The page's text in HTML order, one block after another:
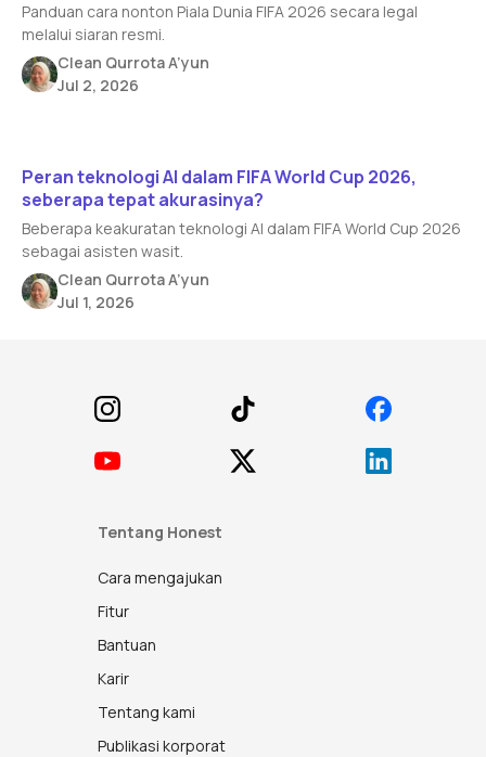
Panduan cara nonton Piala Dunia FIFA 2026 secara legal
melalui siaran resmi.
Clean Qurrota A’yun
Jul 2, 2026
Peran teknologi AI dalam FIFA World Cup 2026,
seberapa tepat akurasinya?
Beberapa keakuratan teknologi AI dalam FIFA World Cup 2026
sebagai asisten wasit.
Clean Qurrota A’yun
Jul 1, 2026
Tentang Honest
Cara mengajukan
Fitur
Bantuan
Karir
Tentang kami
Publikasi korporat